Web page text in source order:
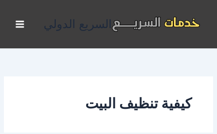
المحتوى
السريع الدولي
كيفية تنظيف البيت